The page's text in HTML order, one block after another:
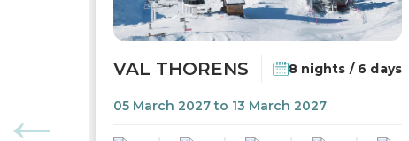
VAL THORENS 8 nights / 6 days
05 March 2027 to 13 March 2027